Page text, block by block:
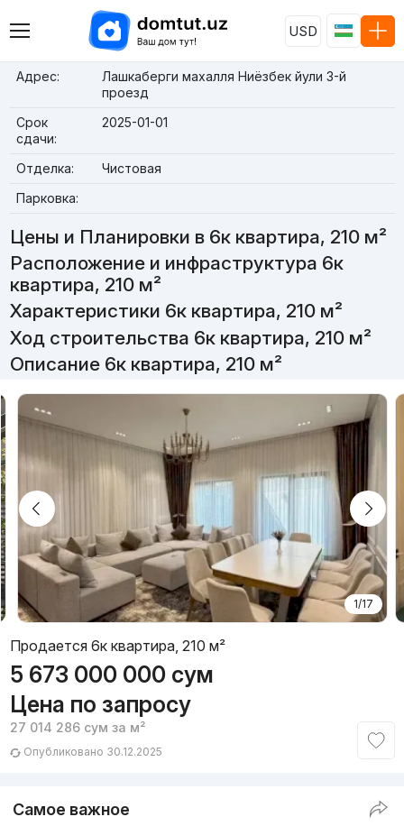
USD
Адрес:
Лашкаберги махалля Ниёзбек йули 3-й
проезд
Срок
сдачи:
2025-01-01
Отделка:
Чистовая
Парковка:
Цены и Планировки в 6к квартира, 210 м²
Расположение и инфраструктура 6к
квартира, 210 м²
Характеристики 6к квартира, 210 м²
Ход строительства 6к квартира, 210 м²
Описание 6к квартира, 210 м²
1/17
Продается 6к квартира, 210 м²
5 673 000 000 сум
Цена по запросу
27 014 286 сум за м²
Опубликовано 30.12.2025
Самое важное